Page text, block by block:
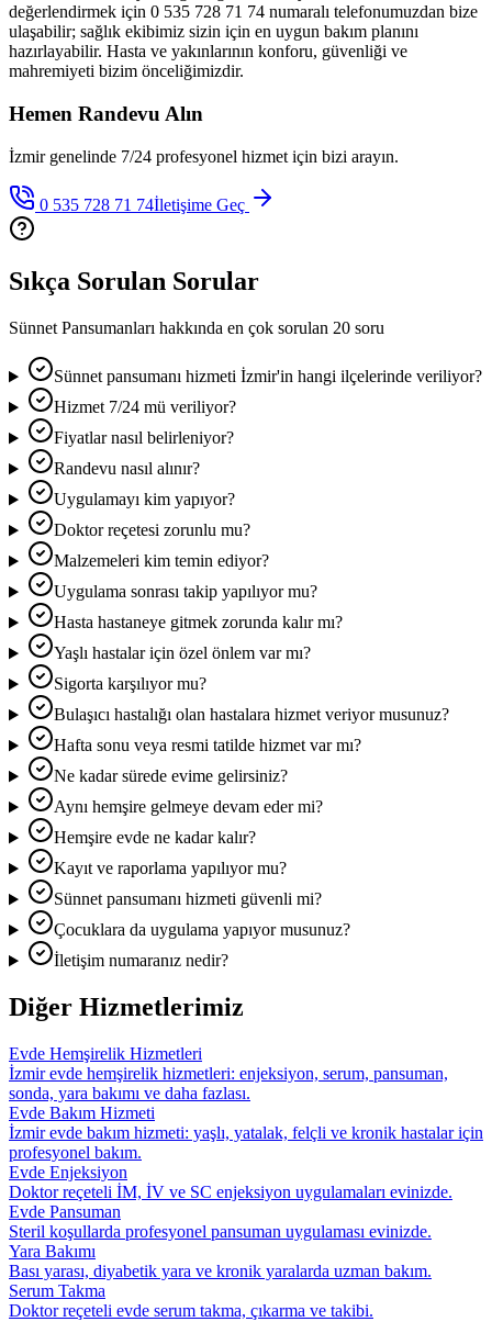
değerlendirmek için 0 535 728 71 74 numaralı telefonumuzdan bize
ulaşabilir; sağlık ekibimiz sizin için en uygun bakım planını
hazırlayabilir. Hasta ve yakınlarının konforu, güvenliği ve
mahremiyeti bizim önceliğimizdir.
Hemen Randevu Alın
İzmir genelinde 7/24 profesyonel hizmet için bizi arayın.
0 535 728 71 74İletişime Geç
Sıkça Sorulan Sorular
Sünnet Pansumanları hakkında en çok sorulan 20 soru
Sünnet pansumanı hizmeti İzmir'in hangi ilçelerinde veriliyor?
Hizmet 7/24 mü veriliyor?
Fiyatlar nasıl belirleniyor?
Randevu nasıl alınır?
Uygulamayı kim yapıyor?
Doktor reçetesi zorunlu mu?
Malzemeleri kim temin ediyor?
Uygulama sonrası takip yapılıyor mu?
Hasta hastaneye gitmek zorunda kalır mı?
Yaşlı hastalar için özel önlem var mı?
Sigorta karşılıyor mu?
Bulaşıcı hastalığı olan hastalara hizmet veriyor musunuz?
Hafta sonu veya resmi tatilde hizmet var mı?
Ne kadar sürede evime gelirsiniz?
Aynı hemşire gelmeye devam eder mi?
Hemşire evde ne kadar kalır?
Kayıt ve raporlama yapılıyor mu?
Sünnet pansumanı hizmeti güvenli mi?
Çocuklara da uygulama yapıyor musunuz?
İletişim numaranız nedir?
Diğer Hizmetlerimiz
Evde Hemşirelik Hizmetleri
İzmir evde hemşirelik hizmetleri: enjeksiyon, serum, pansuman,
sonda, yara bakımı ve daha fazlası.
Evde Bakım Hizmeti
İzmir evde bakım hizmeti: yaşlı, yatalak, felçli ve kronik hastalar için
profesyonel bakım.
Evde Enjeksiyon
Doktor reçeteli İM, İV ve SC enjeksiyon uygulamaları evinizde.
Evde Pansuman
Steril koşullarda profesyonel pansuman uygulaması evinizde.
Yara Bakımı
Bası yarası, diyabetik yara ve kronik yaralarda uzman bakım.
Serum Takma
Doktor reçeteli evde serum takma, çıkarma ve takibi.